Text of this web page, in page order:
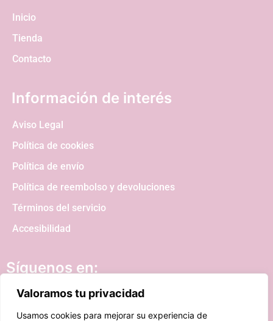
Valoramos tu privacidad
Usamos cookies para mejorar su experiencia de
Inicio
Tienda
Contacto
Información de interés
Aviso Legal
Política de cookies
Política de envío
Política de reembolso y devoluciones
Términos del servicio
Accesibilidad
Síguenos en: